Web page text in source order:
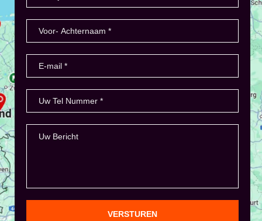
VERSTUREN